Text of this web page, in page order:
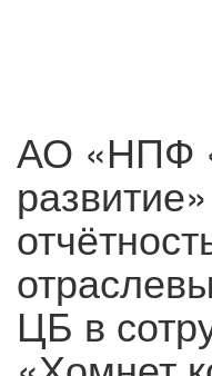
АО «НПФ
ЦБ в